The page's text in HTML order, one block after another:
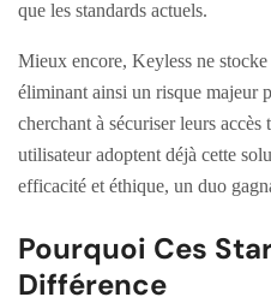
que les standards actuels.
Mieux encore, Keyless ne
éliminant ainsi un risque majeur
cherchant à sécuriser leurs
utilisateur adoptent déjà cette
efficacité et éthique, un duo
Pourquoi Ces
Différence